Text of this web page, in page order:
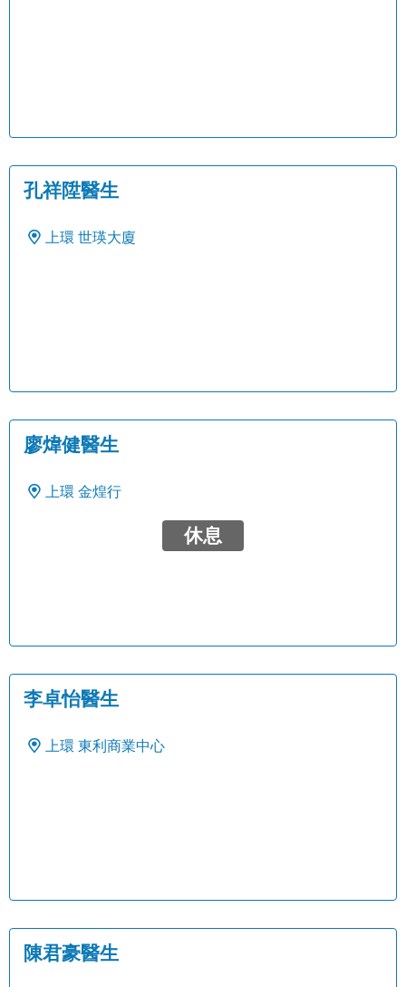
孔祥陞醫生
上環 世瑛大廈
廖煒健醫生
上環 金煌行
休息
李卓怡醫生
上環 東利商業中心
陳君豪醫生